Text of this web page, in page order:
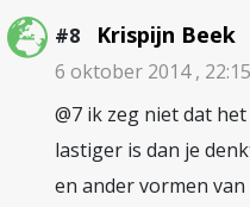
#8 Krispijn Beek
6 oktober 2014 , 22:15
@7 ik zeg niet dat
lastiger is dan je
en ander vormen